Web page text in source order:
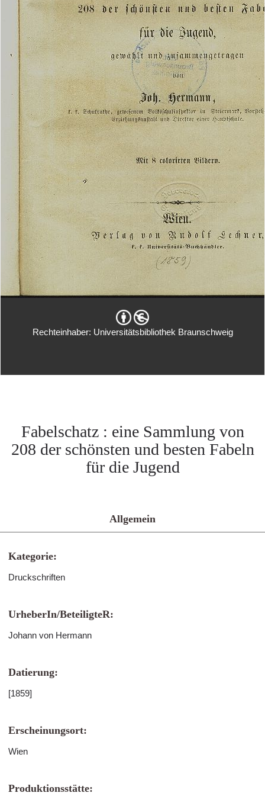
Rechteinhaber: Universitätsbibliothek Braunschweig
Fabelschatz : eine Sammlung von
208 der schönsten und besten Fabeln
für die Jugend
Allgemein
Kategorie:
Druckschriften
UrheberIn/BeteiligteR:
Johann von Hermann
Datierung:
[1859]
Erscheinungsort:
Wien
Produktionsstätte: